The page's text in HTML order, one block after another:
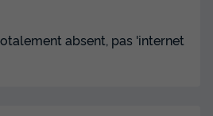
absent, pas 'internet